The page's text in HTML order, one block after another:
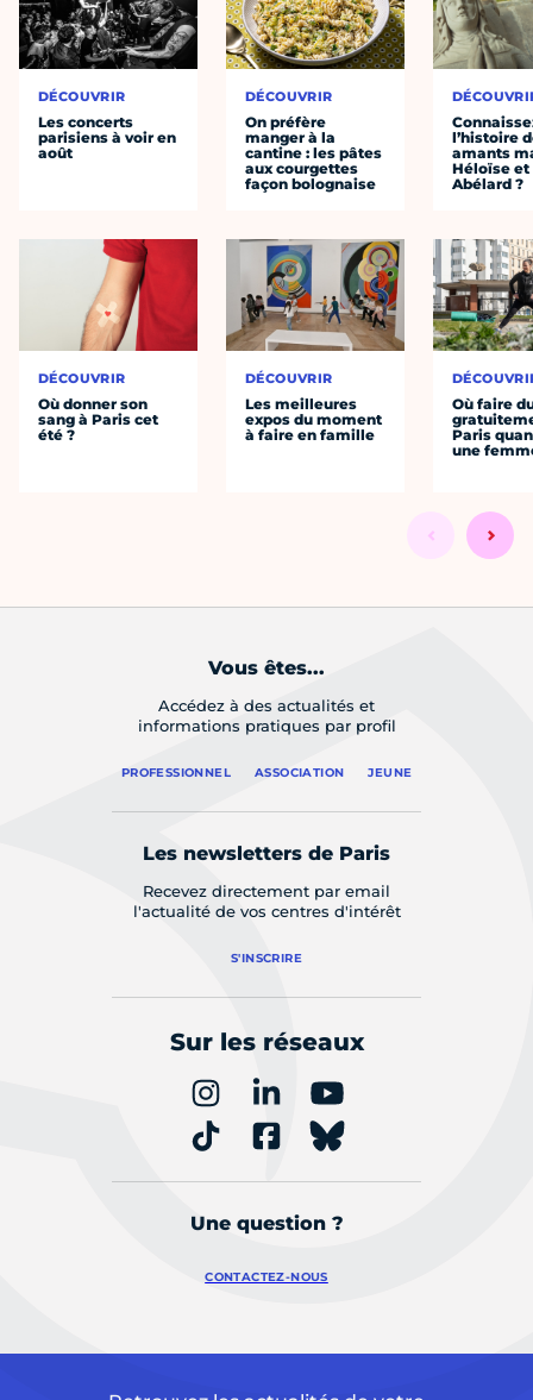
DÉCOUVRIR
Les concerts
parisiens à voir en
août
DÉCOUVRIR
Où donner son
sang à Paris cet
été ?
DÉCOUVRIR
On préfère
manger à la
cantine : les pâtes
aux courgettes
façon bolognaise
DÉCOUVRIR
Les meilleures
expos du moment
à faire en famille
l’histoire
amants
Héloïse et
Abélard ?
Où faire
Paris
une
Vous êtes...
Accédez à des actualités et
informations pratiques par profil
PROFESSIONNEL ASSOCIATION JEUNE
Les newsletters de Paris
Recevez directement par email
l'actualité de vos centres d'intérêt
S'INSCRIRE
Sur les réseaux
Une question ?
CONTACTEZ-NOUS